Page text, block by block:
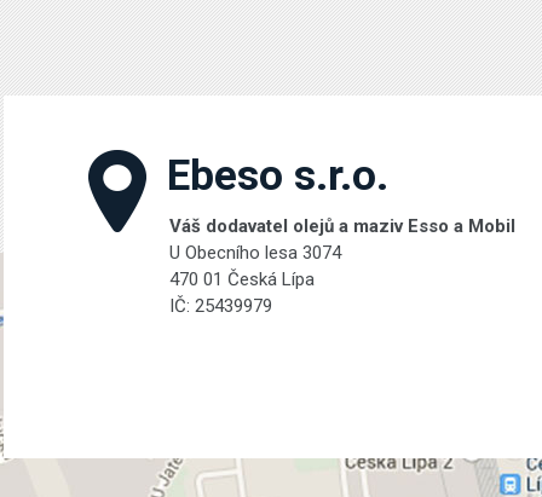
Ebeso s.r.o.
Váš dodavatel olejů a maziv Esso a Mobil
U Obecního lesa 3074
470 01 Česká Lípa
IČ: 25439979